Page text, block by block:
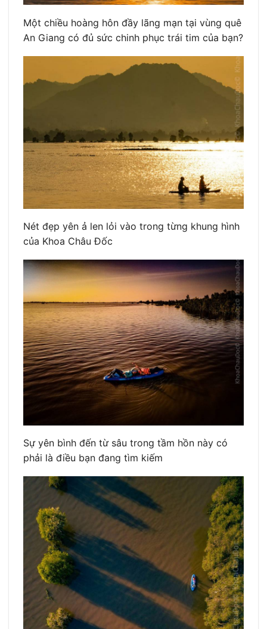
Một chiều hoàng hôn đầy lãng mạn tại vùng quê
An Giang có đủ sức chinh phục trái tim của bạn?
Nét đẹp yên ả len lỏi vào trong từng khung hình
của Khoa Châu Đốc
Sự yên bình đến từ sâu trong tầm hồn này có
phải là điều bạn đang tìm kiếm